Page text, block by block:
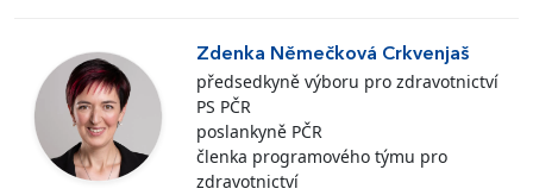
Zdenka Němečková Crkvenjaš
předsedkyně výboru pro zdravotnictví
PS PČR
poslankyně PČR
členka programového týmu pro
zdravotnictví